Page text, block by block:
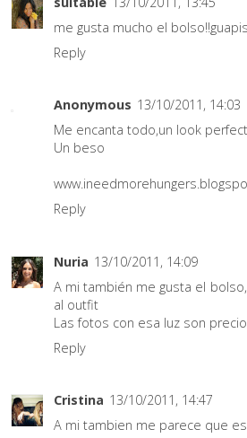
me gusta mucho el
Reply
Anonymous 13/10/2011, 14:03
Me encanta todo,un look
Un beso
Reply
Nuria 13/10/2011, 14:09
A mi también me gusta el
al outfit
Las fotos con esa luz son
Reply
Cristina 13/10/2011, 14:47
A mi tambien me parece que